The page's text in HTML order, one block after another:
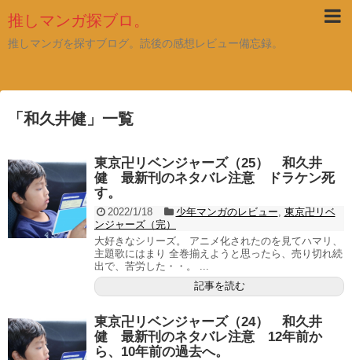
推しマンガ探ブロ。
推しマンガを探すブログ。読後の感想レビュー備忘録。
「 和久井健 」 一覧
東京卍リベンジャーズ（25） 和久井
健 最新刊のネタバレ注意 ドラケン死
す。
2022/1/18 少年マンガのレビュー 東京卍リベ
ンジャーズ（完）
大好きなシリーズ。 アニメ化されたのを見てハマリ、
主題歌にはまり 全巻揃えようと思ったら、売り切れ続
出で、苦労した・・。 ...
記事を読む
東京卍リベンジャーズ（24） 和久井
健 最新刊のネタバレ注意 12年前か
ら、10年前の過去へ。